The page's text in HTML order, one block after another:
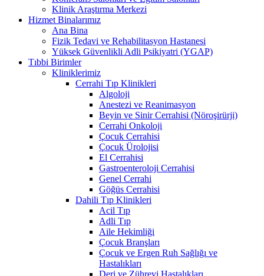
Klinik Araştırma Merkezi
Hizmet Binalarımız
Ana Bina
Fizik Tedavi ve Rehabilitasyon Hastanesi
Yüksek Güvenlikli Adli Psikiyatri (YGAP)
Tıbbi Birimler
Kliniklerimiz
Cerrahi Tıp Klinikleri
Algoloji
Anestezi ve Reanimasyon
Beyin ve Sinir Cerrahisi (Nöroşirürji)
Cerrahi Onkoloji
Çocuk Cerrahisi
Çocuk Ürolojisi
El Cerrahisi
Gastroenteroloji Cerrahisi
Genel Cerrahi
Göğüs Cerrahisi
Dahili Tıp Klinikleri
Acil Tıp
Adli Tıp
Aile Hekimliği
Çocuk Branşları
Çocuk ve Ergen Ruh Sağlığı ve
Hastalıkları
Deri ve Zührevi Hastalıkları